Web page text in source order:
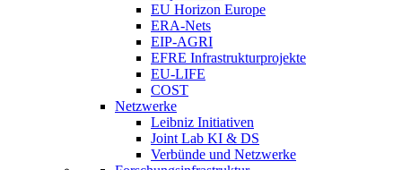
EU Horizon Europe
ERA-Nets
EIP-AGRI
EFRE Infrastrukturprojekte
EU-LIFE
COST
Netzwerke
Leibniz Initiativen
Joint Lab KI & DS
Verbünde und Netzwerke